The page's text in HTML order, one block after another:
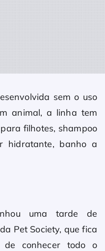
sem o uso
animal, a linha tem
filhotes, shampoo
hidratante, banho a
uma tarde de
Pet Society, que fica
de conhecer todo o